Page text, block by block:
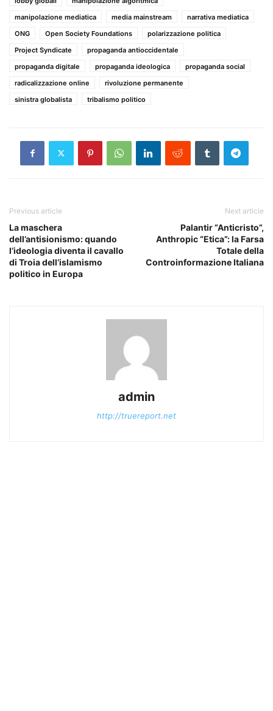
manipolazione mediatica
media mainstream
narrativa mediatica
ONG
Open Society Foundations
polarizzazione politica
Project Syndicate
propaganda antioccidentale
propaganda digitale
propaganda ideologica
propaganda social
radicalizzazione online
rivoluzione permanente
sinistra globalista
tribalismo politico
Previous article
La maschera
dell’antisionismo: quando
l’ideologia diventa il cavallo
di Troia dell’islamismo
politico in Europa
Next article
Palantir “Anticristo”,
Anthropic “Etica”: la Farsa
Totale della
Controinformazione Italiana
admin
http://truereport.net